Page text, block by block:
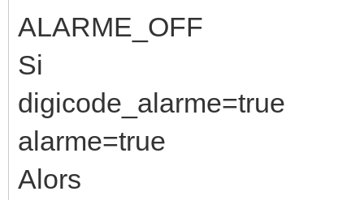
ALARME_OFF
Si
digicode_alarme=true
alarme=true
Alors